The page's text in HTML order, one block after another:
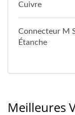
Cuivre
Connecteur M
Étanche
Meilleures